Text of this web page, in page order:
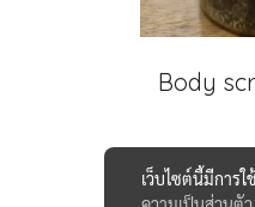
เว็บไซต์นี้มีการ